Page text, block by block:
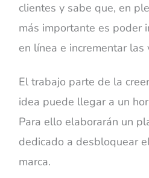
clientes y sabe que, en
más importante es poder
en línea e incrementar las
El trabajo parte de la
idea puede llegar a un
Para ello elaborarán un
dedicado a desbloquear
marca.